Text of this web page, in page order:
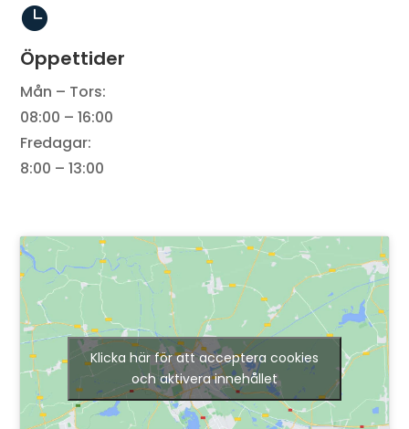

Öppettider
Mån – Tors:
08:00 – 16:00
Fredagar:
8:00 – 13:00
Klicka här för att acceptera cookies
och aktivera innehållet